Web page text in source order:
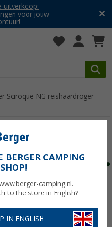
uitverkoop:
voor jouw
Sciroque NG reishaardroger
reishaardroger
BERGER CAMPING
camping.nl.
to the store in English?
IN ENGLISH